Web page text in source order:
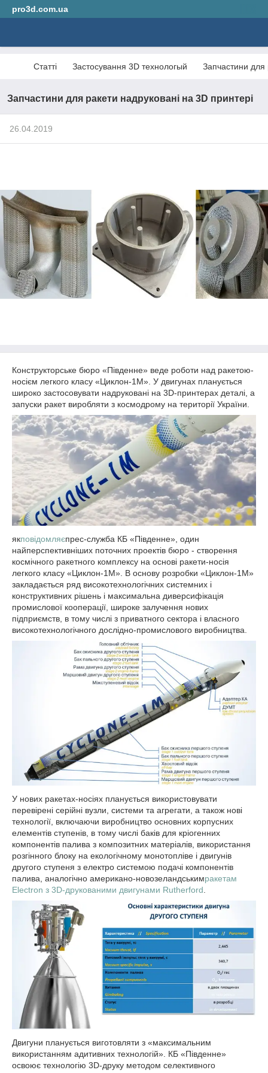
pro3d.com.ua
Статті Застосування 3D технологый Запчастини для
Запчастини для ракети надруковані на 3D принтері
26.04.2019
Конструкторське бюро «Південне» веде роботи над ракетою-
носієм легкого класу «Циклон-1М». У двигунах планується
широко застосовувати надруковані на 3D-принтерах деталі, а
запуски ракет виробляти з космодрому на території України.
якповідомляєпрес-служба КБ «Південне», один
найперспективніших поточних проектів бюро - створення
космічного ракетного комплексу на основі ракети-носія
легкого класу «Циклон-1М». В основу розробки «Циклон-1М»
закладається ряд високотехнологічних системних і
конструктивних рішень і максимальна диверсифікація
промислової кооперації, широке залучення нових
підприємств, в тому числі з приватного сектора і власного
високотехнологічного дослідно-промислового виробництва.
У нових ракетах-носіях планується використовувати
перевірені серійні вузли, системи та агрегати, а також нові
технології, включаючи виробництво основних корпусних
елементів ступенів, в тому числі баків для кріогенних
компонентів палива з композитних матеріалів, використання
розгінного блоку на екологічному монотопліве і двигунів
другого ступеня з електро системою подачі компонентів
палива, аналогічно американо-новозеландськимракетам
Electron з 3D-друкованими двигунами Rutherford
Двигуни планується виготовляти з «максимальним
використанням адитивних технологій». КБ «Південне»
освоює технологію 3D-друку методом селективного